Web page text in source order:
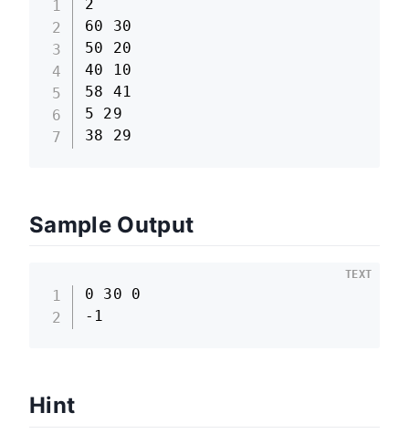
2
60 30
50 20
40 10
58 41
5 29
38 29
Sample Output
0 30 0
-1
TEXT
Hint